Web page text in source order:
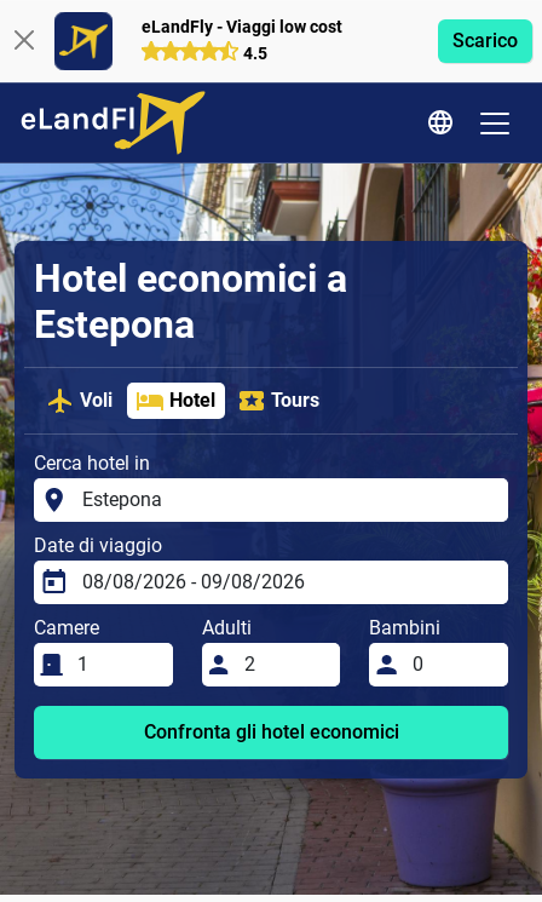
eLandFly - Viaggi low cost
4.5
Scarico
Hotel economici a
Estepona
Voli Hotel Tours
Cerca hotel in
Date di viaggio
Camere Adulti Bambini
Confronta gli hotel economici